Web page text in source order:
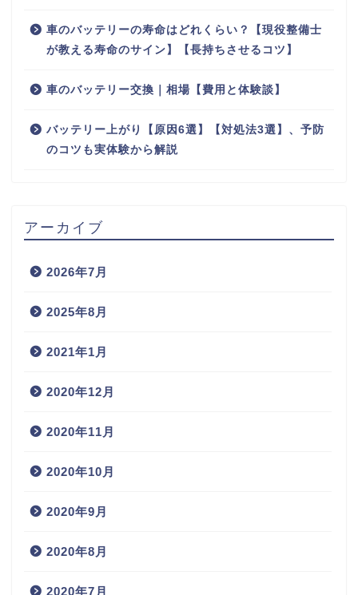
車のバッテリーの寿命はどれくらい？【現役整備士
が教える寿命のサイン】【長持ちさせるコツ】
車のバッテリー交換｜相場【費用と体験談】
バッテリー上がり【原因6選】【対処法3選】、予防
のコツも実体験から解説
アーカイブ
2026年7月
2025年8月
2021年1月
2020年12月
2020年11月
2020年10月
2020年9月
2020年8月
2020年7月